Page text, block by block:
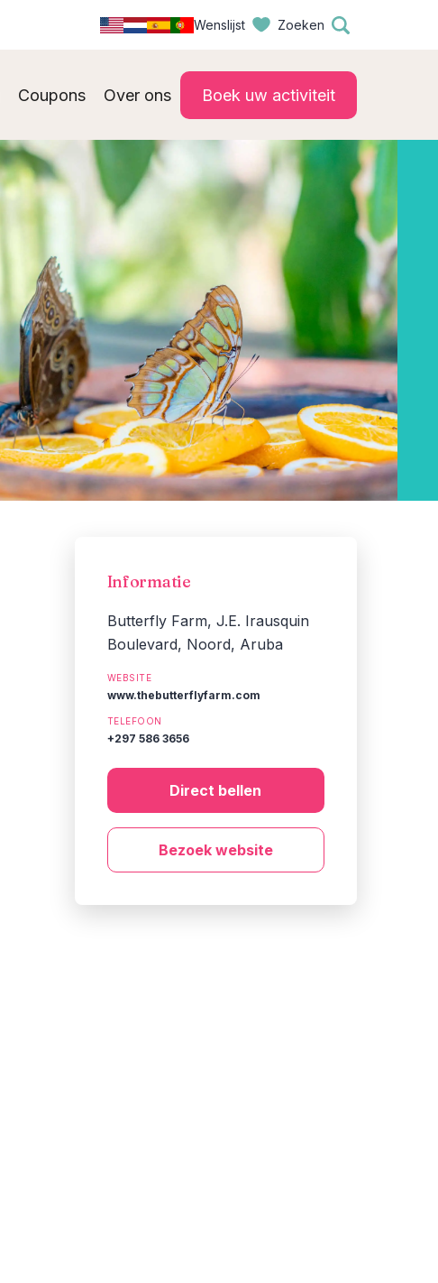
Wenslijst Zoeken
Coupons Over ons Boek uw activiteit
Informatie
Butterfly Farm, J.E. Irausquin
Boulevard, Noord, Aruba
WEBSITE
www.thebutterflyfarm.com
TELEFOON
+297 586 3656
Direct bellen
Bezoek website